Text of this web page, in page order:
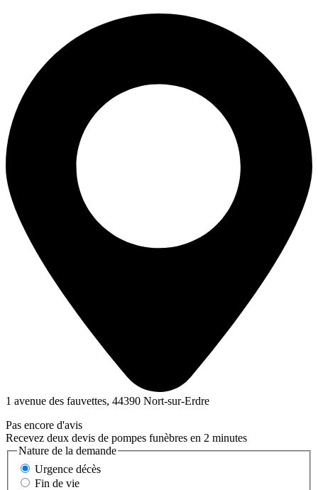
1 avenue des fauvettes, 44390 Nort-sur-Erdre
Pas encore d'avis
Recevez deux devis de pompes funèbres en 2 minutes
Nature de la demande
Urgence décès
Fin de vie